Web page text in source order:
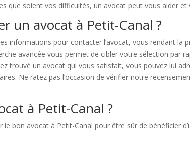
que soient vos difficultés, un avocat peut vous aider et
un avocat à Petit-Canal ?
informations pour contacter l’avocat, vous rendant la
avancée vous permet de cibler votre sélection par
trouvé un avocat qui vous satisfait, vous pouvez lui
Ne ratez pas l’occasion de vérifier notre
à Petit-Canal ?
bon avocat à Petit-Canal pour être sûr de bénéficier